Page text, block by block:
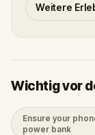
Weitere
Wichtig vor
Ensure your
power bank